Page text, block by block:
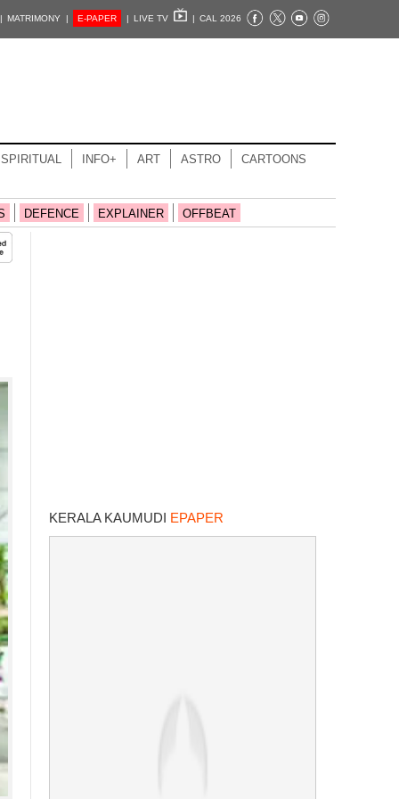
MATRIMONY | E-PAPER | LIVE TV | CAL 2026
SPIRITUAL INFO+ ART ASTRO CARTOONS
DEFENCE EXPLAINER OFFBEAT
KERALA KAUMUDI EPAPER